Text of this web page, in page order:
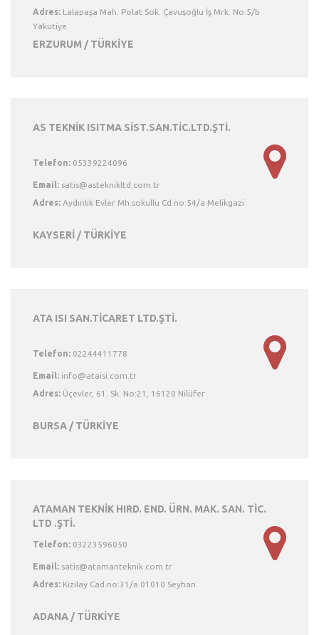
Adres: Lalapaşa Mah. Polat Sok. Çavuşoğlu İş Mrk. No:5/b
Yakutiye
ERZURUM / TÜRKİYE
AS TEKNİK ISITMA SİST.SAN.TİC.LTD.ŞTİ.
Telefon: 05339224096
Email:
Adres: Aydınlık Evler Mh.sokullu Cd.no:54/a Melikgazi
KAYSERİ / TÜRKİYE
ATA ISI SAN.TİCARET LTD.ŞTİ.
Telefon: 02244411778
Email:
Adres: Üçevler, 61. Sk. No:21, 16120 Nilüfer
BURSA / TÜRKİYE
ATAMAN TEKNİK HIRD. END. ÜRN. MAK. SAN. TİC.
LTD .ŞTİ.
Telefon: 03223596050
Email:
Adres: Kızılay Cad.no:31/a 01010 Seyhan
ADANA / TÜRKİYE